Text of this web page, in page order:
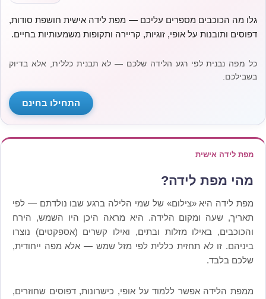
גלו מה הכוכבים מספרים עליכם — מפת לידה אישית חושפת סודות,
דפוסים ותובנות על אופי, זוגיות, קריירה ותקופות משמעותיות בחיים.
כל מפה נבנית לפי רגע הלידה שלכם — לא תבנית כללית, אלא בדיוק
בשבילכם.
התחילו בחינם
מפת לידה אישית
מהי מפת לידה?
מפת לידה היא «צילום» של שמי הלילה ברגע שבו נולדתם — לפי
תאריך, שעה ומקום הלידה. היא מראה היכן היו השמש, הירח
והכוכבים, באילו מזלות ובתים, ואילו קשרים (אספקטים) נוצרו
ביניהם. זו לא תחזית כללית לפי מזל שמש — אלא מפה ייחודית,
שלכם בלבד.
ממפת הלידה אפשר ללמוד על אופי, כישרונות, דפוסים שחוזרים,